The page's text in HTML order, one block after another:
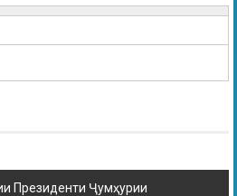
Президенти Ҷумҳурии